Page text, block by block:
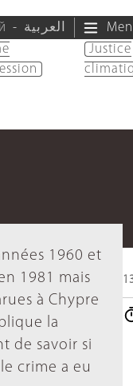
العربية
Justice
1960 et
1981 mais
à Chypre
la
de savoir si
crime a eu